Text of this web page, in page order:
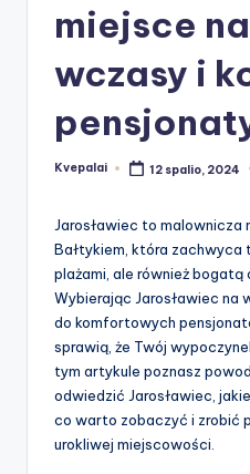
miejsce
wczasy i
Posted
Kvepalai 12 spalio, 2024
Jarosławiec to malownicza
Bałtykiem, która zachwyca
plażami, ale również
Wybierając Jarosławiec na
do komfortowych
sprawią, że Twój
tym artykule poznasz
odwiedzić Jarosławiec,
co warto zobaczyć i zrobić
urokliwej miejscowości.